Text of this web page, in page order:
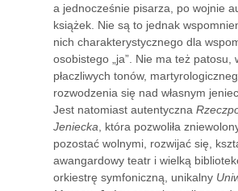
a jednocześnie pisarza, po wojnie
książek. Nie są to jednak
nich charakterystycznego dla
osobistego „ja”. Nie ma też patosu,
płaczliwych tonów,
rozwodzenia się nad własnym
Jest natomiast autentyczna
Jeniecka , która pozwoliła
pozostać wolnymi, rozwijać się,
awangardowy teatr i wielką
orkiestrę symfoniczną, unikalny